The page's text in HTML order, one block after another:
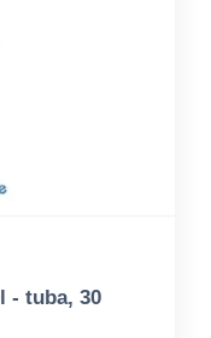
- tuba, 30